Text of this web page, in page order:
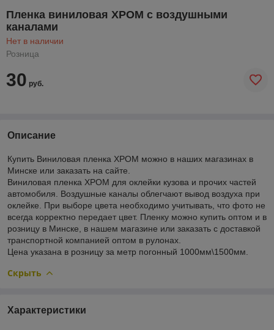
Пленка виниловая ХРОМ с воздушными
каналами
Нет в наличии
Розница
30 руб.
Описание
Купить Виниловая пленка ХРОМ можно в наших магазинах в
Минске или заказать на сайте.
Виниловая пленка ХРОМ для оклейки кузова и прочих частей
автомобиля. Воздушные каналы облегчают вывод воздуха при
оклейке. При выборе цвета необходимо учитывать, что фото не
всегда корректно передает цвет. Пленку можно купить оптом и в
розницу в Минске, в нашем магазине или заказать с доставкой
транспортной компанией оптом в рулонах.
Цена указана в розницу за метр погонный 1000мм\1500мм.
Скрыть
Характеристики